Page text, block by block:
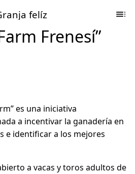
felíz
Frenesí”
es una iniciativa
a incentivar la ganadería en
e identificar a los mejores
a vacas y toros adultos de